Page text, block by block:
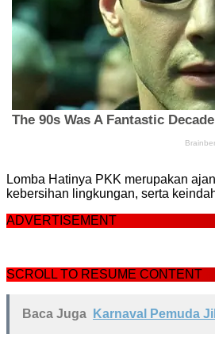
Lomba Hatinya PKK merupakan
kebersihan lingkungan, serta
ADVERTISEMENT
SCROLL TO RESUME CONTENT
Baca Juga Karnaval Pemuda